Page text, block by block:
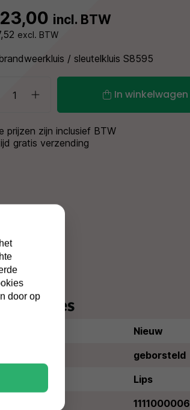
incl. BTW
excl. BTW
/ sleutelkluis S8595
In winkelwagen
prijzen zijn inclusief BTW
gratis verzending
Nieuw
geborsteld
Lips
1111000006
door op